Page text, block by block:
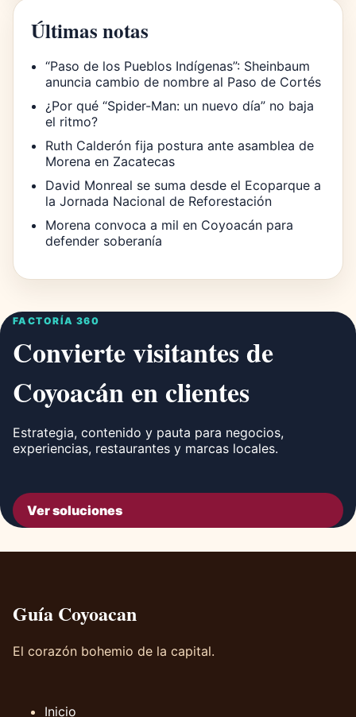
Últimas notas
“Paso de los Pueblos Indígenas”: Sheinbaum
anuncia cambio de nombre al Paso de Cortés
¿Por qué “Spider-Man: un nuevo día” no baja
el ritmo?
Ruth Calderón fija postura ante asamblea de
Morena en Zacatecas
David Monreal se suma desde el Ecoparque a
la Jornada Nacional de Reforestación
Morena convoca a mil en Coyoacán para
defender soberanía
FACTORÍA 360
Convierte visitantes de
Coyoacán en clientes
Estrategia, contenido y pauta para negocios,
experiencias, restaurantes y marcas locales.
Ver soluciones
Guía Coyoacan
El corazón bohemio de la capital.
Inicio